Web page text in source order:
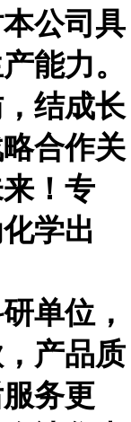
公司具
能力。
结成长
合作关
！专
学出
单位，
产品质
务更